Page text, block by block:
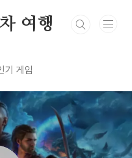
여행
기 게임